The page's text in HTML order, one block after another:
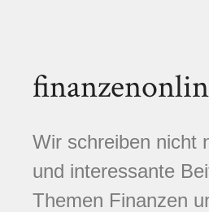
Wir schreiben nicht
und interessante
Themen Finanzen